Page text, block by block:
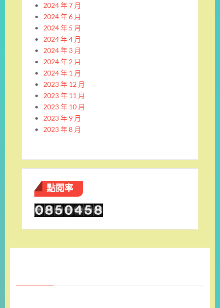
2024 年 7 月
2024 年 6 月
2024 年 5 月
2024 年 4 月
2024 年 3 月
2024 年 2 月
2024 年 1 月
2023 年 12 月
2023 年 11 月
2023 年 10 月
2023 年 9 月
2023 年 8 月
點閱率